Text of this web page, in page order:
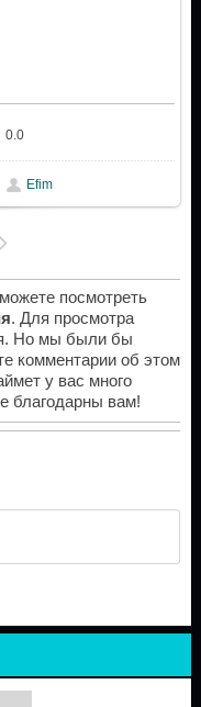
0.0
Efim
посмотреть
. Для просмотра
Но мы были бы
комментарии об этом
у вас много
благодарны вам!